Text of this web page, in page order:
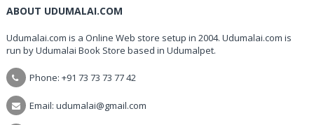
ABOUT UDUMALAI.COM
Udumalai.com is a Online Web store setup in 2004. Udumalai.com is
run by Udumalai Book Store based in Udumalpet.
Phone: +91 73 73 73 77 42
Email: udumalai@gmail.com